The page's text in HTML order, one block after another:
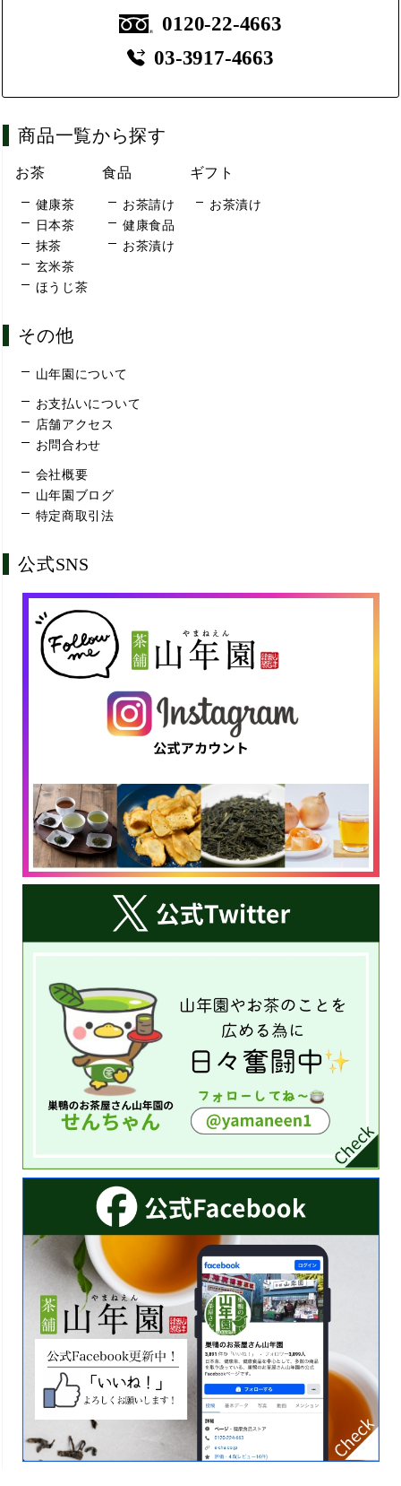
0120-22-4663
03-3917-4663
商品一覧から探す
お茶
健康茶
日本茶
抹茶
玄米茶
ほうじ茶
食品
お茶請け
健康食品
お茶漬け
ギフト
お茶漬け
その他
山年園について
お支払いについて
店舗アクセス
お問合わせ
会社概要
山年園ブログ
特定商取引法
公式SNS